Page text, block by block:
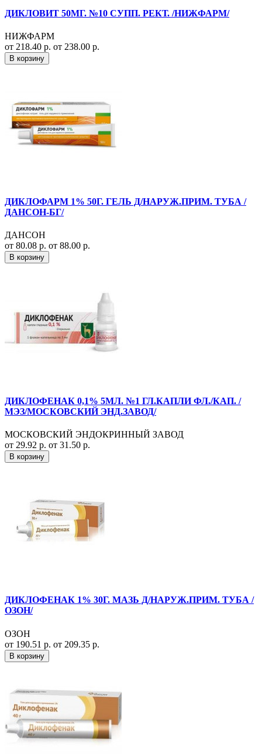
ДИКЛОВИТ 50МГ. №10 СУПП. РЕКТ. /НИЖФАРМ/
НИЖФАРМ
от 218.40 р. от 238.00 р.
В корзину
ДИКЛОФАРМ 1% 50Г. ГЕЛЬ Д/НАРУЖ.ПРИМ. ТУБА /
ДАНСОН-БГ/
ДАНСОН
от 80.08 р. от 88.00 р.
В корзину
ДИКЛОФЕНАК 0,1% 5МЛ. №1 ГЛ.КАПЛИ ФЛ./КАП. /
МЭЗ/МОСКОВСКИЙ ЭНД.ЗАВОД/
МОСКОВСКИЙ ЭНДОКРИННЫЙ ЗАВОД
от 29.92 р. от 31.50 р.
В корзину
ДИКЛОФЕНАК 1% 30Г. МАЗЬ Д/НАРУЖ.ПРИМ. ТУБА /
ОЗОН/
ОЗОН
от 190.51 р. от 209.35 р.
В корзину